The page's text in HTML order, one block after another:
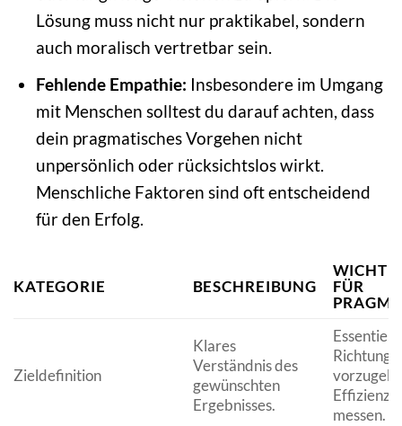
Lösung muss nicht nur praktikabel, sondern
auch moralisch vertretbar sein.
Fehlende Empathie: Insbesondere im Umgang
mit Menschen solltest du darauf achten, dass
dein pragmatisches Vorgehen nicht
unpersönlich oder rücksichtslos wirkt.
Menschliche Faktoren sind oft entscheidend
für den Erfolg.
KATEGORIE BESCHREIBUNG
FÜR
Zieldefinition
Klares
Verständnis des
gewünschten
Ergebnisses.
Richtung
Effizienz
messen.